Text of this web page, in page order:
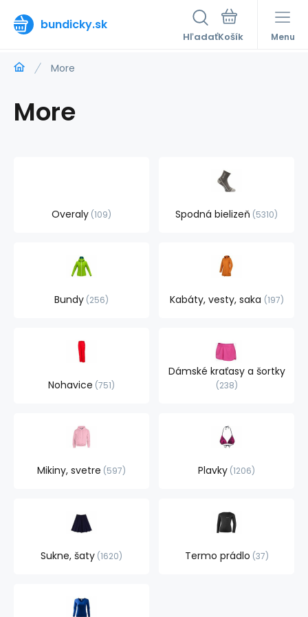
bundicky.sk
Hľadať Menu
More
More
Overaly 109 Spodná bielizeň 5310
Bundy 256 Kabáty, vesty, saka 197
Nohavice 751
Dámské kraťasy a šortky
238
Mikiny, svetre 597 Plavky 1206
Sukne, šaty 1620 Termo prádlo 37